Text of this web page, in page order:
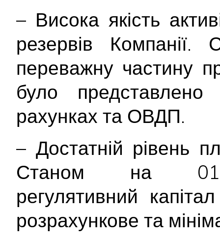
– Висока якість
резервів
переважну частину
було
рахунках та ОВДП.
– Достатній рівень
Станом на
регулятивний
розрахункове та